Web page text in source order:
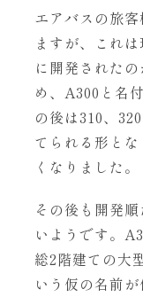
エアバスの旅
ますが、これ
に開発された
め、A300と名
の後は310、
てられる形と
くなりました。
その後も開発
いようです。
総2階建ての大
いう仮の名前